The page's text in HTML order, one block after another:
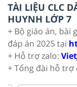
TÀI LIỆU CLC
HUYNH LỚP 7
+ Bộ giáo án, bài
đáp án 2025 tại
+ Hỗ trợ zalo:
+ Tổng đài hỗ trợ